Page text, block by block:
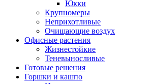
Юкки
Крупномеры
Неприхотливые
Очищающие воздух
Офисные растения
Жизнестойкие
Теневыносливые
Готовые решения
Горшки и кашпо